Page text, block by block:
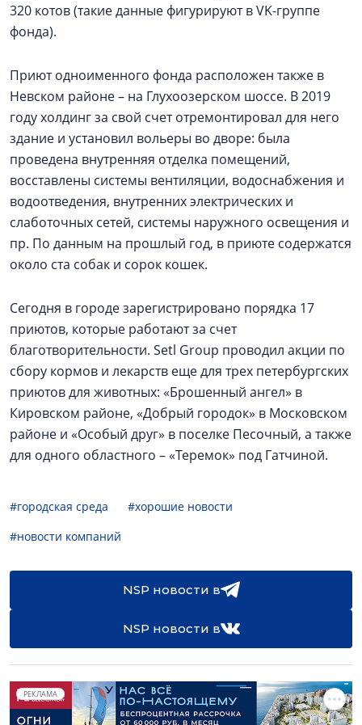
320 котов (такие данные фигурируют в VK-группе
фонда).
Приют одноименного фонда расположен также в
Невском районе – на Глухоозерском шоссе. В 2019
году холдинг за свой счет отремонтировал для него
здание и установил вольеры во дворе: была
проведена внутренняя отделка помещений,
восставлены системы вентиляции, водоснабжения и
водоотведения, внутренних электрических и
слаботочных сетей, системы наружного освещения и
пр. По данным на прошлый год, в приюте содержатся
около ста собак и сорок кошек.
Сегодня в городе зарегистрировано порядка 17
приютов, которые работают за счет
благотворительности. Setl Group проводил акции по
сбору кормов и лекарств еще для трех петербургских
приютов для животных: «Брошенный ангел» в
Кировском районе, «Добрый городок» в Московском
районе и «Особый друг» в поселке Песочный, а также
для одного областного – «Теремок» под Гатчиной.
#городская среда
#хорошие новости
#новости компаний
NSP новости в
NSP новости в
РЕКЛАМА